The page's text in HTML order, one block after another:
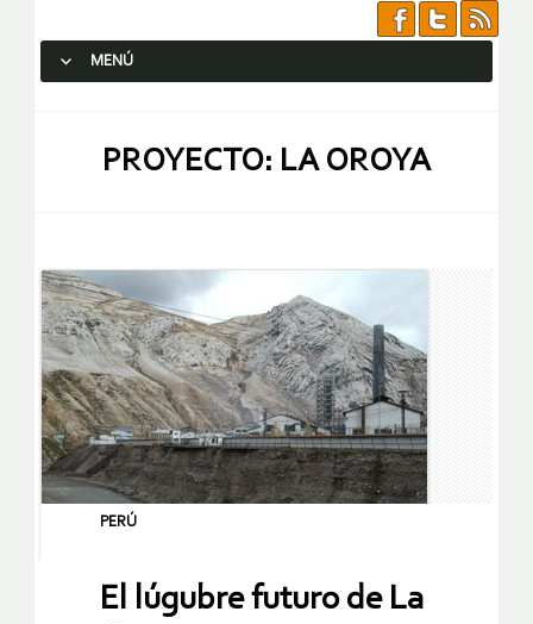
MENÚ
PROYECTO: LA OROYA
PERÚ
El lúgubre futuro de La